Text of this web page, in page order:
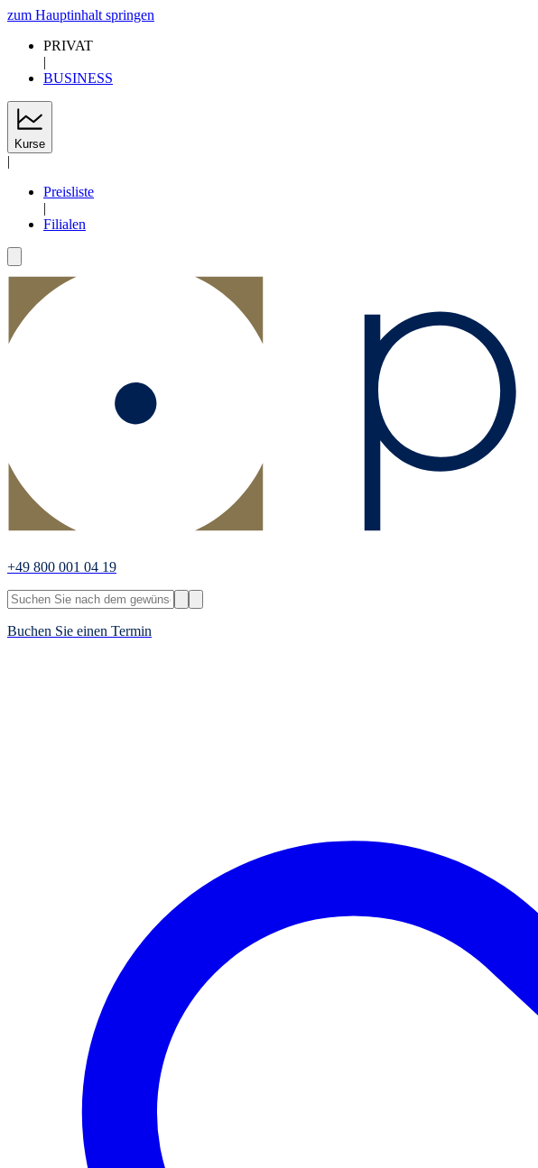
zum Hauptinhalt springen
PRIVAT
|
BUSINESS
Kurse
|
Preisliste
|
Filialen
+49 800 001 04 19
Buchen Sie einen Termin